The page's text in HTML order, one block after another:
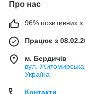
Про нас
96% позитивних з
Працює з
м. Бердичів
вул.
Україна
Контакти